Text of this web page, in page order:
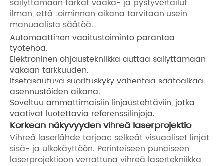
säilyttämään tarkat vaaka- ja pystyvertailut
ilman, että toiminnan aikana tarvitaan usein
manuaalista säätöä.
Automaattinen vaaitustoiminto parantaa
työtehoa.
Elektroninen ohjaustekniikka auttaa säilyttämään
vakaan tarkkuuden.
Itsetasautuva suorituskyky vähentää säätöaikaa
asennustöiden aikana.
Soveltuu ammattimaisiin linjaustehtäviin, jotka
vaativat luotettavia referenssilinjoja.
Korkean näkyvyyden vihreä laserprojektio
Vihreä laserlähde tarjoaa selkeät visuaaliset linjat
sisä- ja ulkokäyttöön. Perinteiseen punaiseen
laserprojektioon verrattuna vihreä lasertekniikka